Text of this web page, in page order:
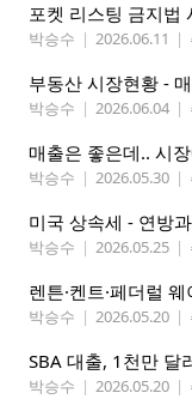
포켓 리스팅 금지법
박승수 | 2026.06.11 |
부동산 시장현황 -
박승수 | 2026.06.04 |
매출은 좋은데.. 시
박승수 | 2026.05.30 |
미국 상속세 - 연방
박승수 | 2026.05.25 |
렌튼·켄트·페더럴
박승수 | 2026.05.20 |
SBA 대출, 1천만 달
박승수 | 2026.05.20 |